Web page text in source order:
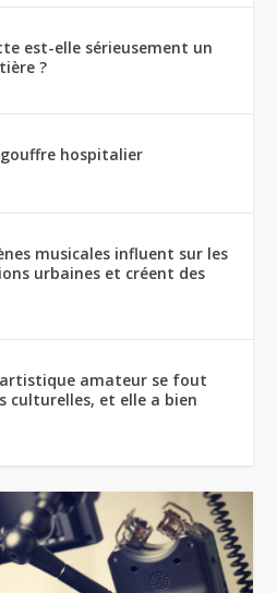
est-elle sérieusement un
?
gouffre hospitalier
musicales influent sur les
urbaines et créent des
amateur se fout
culturelles, et elle a bien